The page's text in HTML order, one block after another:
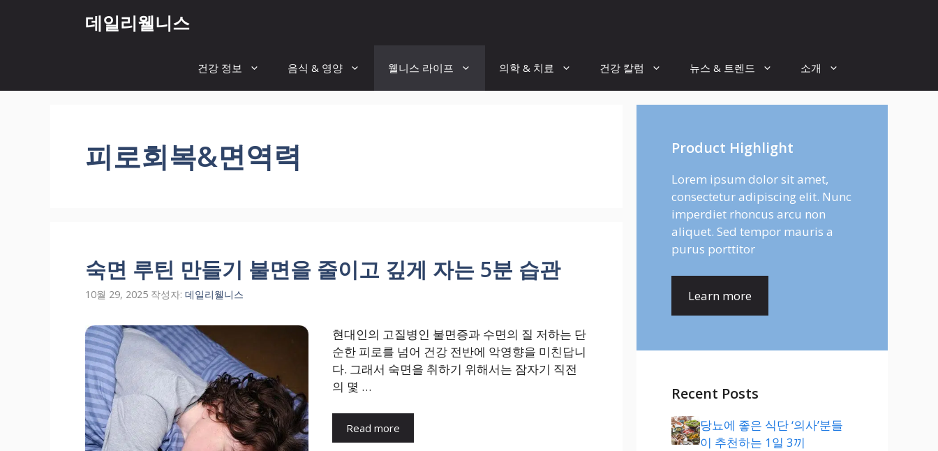
너
데일리웰니스
건강 정보 음식 & 영양 웰니스 라이프 의학 & 치료 건강 칼럼 뉴스 & 트렌드 소개
피로회복&면역력
숙면 루틴 만들기 불면을 줄이고 깊게 자는 5분 습관
10월 29, 2025 작성자: 데일리웰니스
현대인의 고질병인 불면증과 수면의 질 저하는 단
순한 피로를 넘어 건강 전반에 악영향을 미친답니
다. 그래서 숙면을 취하기 위해서는 잠자기 직전
의 몇 …
Read more
Product Highlight
Lorem ipsum dolor sit amet,
consectetur adipiscing elit. Nunc
imperdiet rhoncus arcu non
aliquet. Sed tempor mauris a
purus porttitor
Learn more
Recent Posts
당뇨에 좋은 식단 ‘의사’분들
이 추천하는 1일 3끼